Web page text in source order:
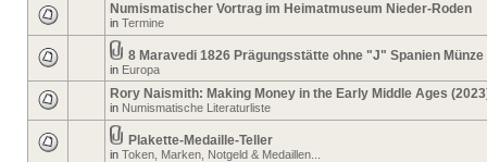
Numismatischer Vortrag im Heimatmuseum Nieder-Roden
in Termine
8 Maravedi 1826 Prägungsstätte ohne "J" Spanien Münze
in Europa
Rory Naismith: Making Money in the Early Middle Ages
in Numismatische Literaturliste
Plakette-Medaille-Teller
in Token, Marken, Notgeld & Medaillen...